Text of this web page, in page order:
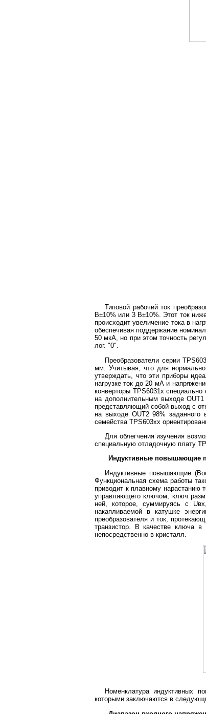
Типовой рабочий ток
В±10% или 3 В±10%. Этот ток
происходит увеличение тока в
обеспечивая поддержание
50 мкА, но при этом точность
лог. "0".
Преобразователи серии
мм. Учитывая, что для
утверждать, что эти приборы
нагрузке ток до 20 мА и
конверторы TPS6031x
на дополнительным выходе
представляющий собой выход с
на выходе OUT2 98% заданного
семейства TPS603xx
Для облегчения изучения
специальную отладочную плату
Индуктивные повышающие
Индуктивные повышающие
Функциональная схема работы
приводит к плавному нарастанию
управляющего ключом, ключ
ней, которое, суммируясь с
накапливаемой в катушке
преобразователя и ток,
транзистор. В качестве ключа в
непосредственно в кристалл.
Номенклатура индуктивных
которыми заключаются в